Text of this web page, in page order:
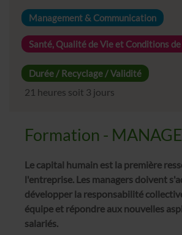
Management & Communication
Santé, Qualité de Vie et Conditions
Durée / Recyclage / Validité
21 heures soit 3 jours
Formation -
Le capital humain est la première
l'entreprise. Les managers doivent
développer la responsabilité
équipe et répondre aux nouvelles
salariés.